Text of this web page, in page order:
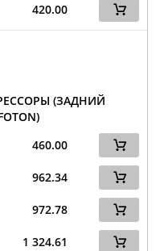
420.00
(ЗАДНИЙ
460.00
962.34
972.78
1 324.61